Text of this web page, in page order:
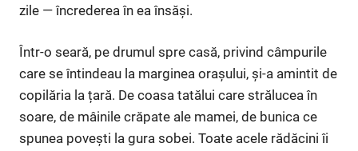
zile — încrederea în ea însăși.
Într-o seară, pe drumul spre casă, privind câmpurile
care se întindeau la marginea orașului, și-a amintit de
copilăria la țară. De coasa tatălui care strălucea în
soare, de mâinile crăpate ale mamei, de bunica ce
spunea povești la gura sobei. Toate acele rădăcini îi